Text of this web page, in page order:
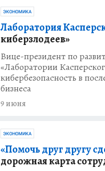
ЭКОНОМИКА
Лаборатория
киберзлодеев»
Вице-президент по
«Лаборатории
кибербезопасность в
бизнеса
9 июня
ЭКОНОМИКА
«Помочь друг другу
дорожная карта